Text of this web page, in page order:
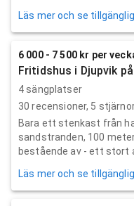
Läs mer och se
6 000 - 7 500 kr per
Fritidshus i Djupvik
4 sängplatser
30 recensioner, 5
Bara ett stenkast från
sandstranden, 100
bestående av - ett stort
Läs mer och se